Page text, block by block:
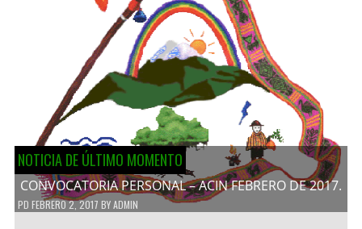
NOTICIA DE ÚLTIMO MOMENTO
CONVOCATORIA PERSONAL – ACIN FEBRERO DE 2017.
PD FEBRERO 2, 2017 BYADMIN